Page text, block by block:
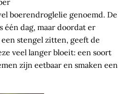
boerendroglelie genoemd. De
één dag, maar doordat er
stengel zitten, geeft de
veel langer bloeit: een soort
zijn eetbaar en smaken een